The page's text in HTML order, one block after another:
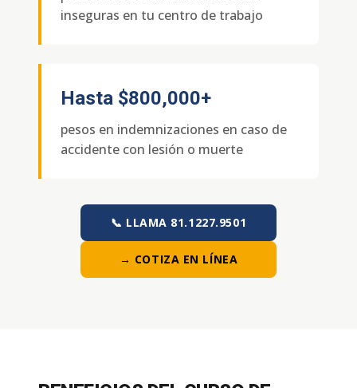
inseguras en tu centro de trabajo
Hasta $800,000+
pesos en indemnizaciones en caso de
accidente con lesión o muerte
📞 LLAMA 81.1227.9501
→ COTIZA EN LÍNEA